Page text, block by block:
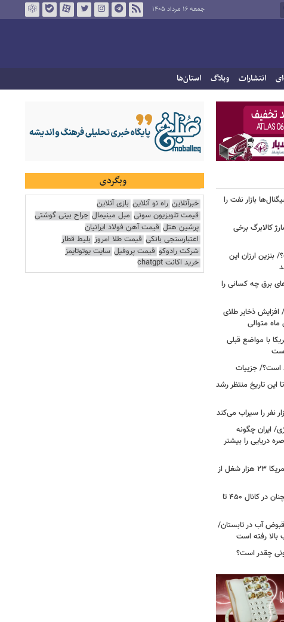
جمعه ۱۶ مرداد ۱۴۰۵
انتشارات وبلاگ استان‌ها
بازار نفت را
کالابرگ برخی
بنزین ارزان این
برق چه کسانی را
ذخایر طلای
متوالی
با مواضع قبلی
است؟/ جزییات
این تاریخ منتظر رشد
ایران چگونه
دریایی را بیشتر
شوک به بازار کار آمریکا/ اقتصاد امریکا ۲۳ هزار شغل از
گزارشی از بازار برنج؛ قیمت‌ها همچنان در کانال ۴۵۰ تا
قبوض آب در تابستان/
بالا رفته است
چقدر است؟
وبگردی
خبرآنلاین راه نو آنلاین بازی آنلاین
قیمت تلویزیون سونی مبل مینیمال جراح بینی گوشتی
پرشین هتل قیمت آهن فولاد ایرانیان
اعتبارسنجی بانکی قیمت طلا امروز بلیط قطار
شرکت رادوکو قیمت پروفیل سایت یوتوتایمز
خرید اکانت chatgpt